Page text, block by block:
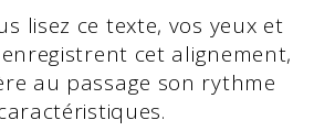
lisez ce texte, vos yeux et
cet alignement,
au passage son rythme